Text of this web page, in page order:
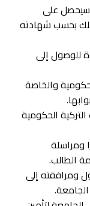
سيحصل على
بحسب شهادته
للوصول إلى
والخاصة
الحكومية
ومراسلة
الطالب.
ومرافقته إلى